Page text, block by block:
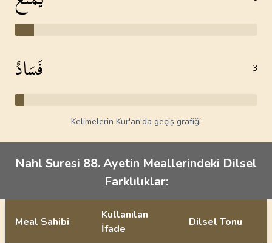
فَسَادٌ 3
Kelimelerin Kur'an'da geçiş grafiği
Nahl Suresi 88. Ayetin Meallerindeki Dilsel
Farklılıklar:
Meal Sahibi
Kullanılan
İfade
Dilsel Tonu